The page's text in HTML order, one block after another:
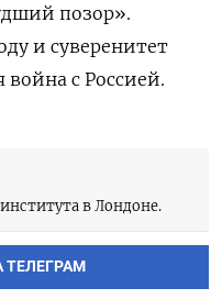
позор».
и суверенитет
война с Россией.
в Лондоне.
ТЕЛЕГРАМ